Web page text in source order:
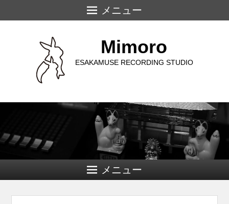
メニュー
Mimoro
ESAKAMUSE RECORDING STUDIO
メニュー